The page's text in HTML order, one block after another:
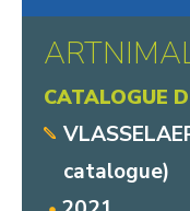
CATALOGUE
catalogue)